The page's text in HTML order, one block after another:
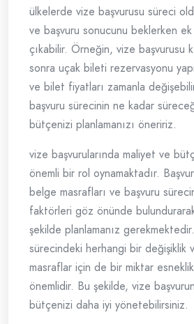
ülkelerde vize başvurusu süreci
ve başvuru sonucunu beklerken
çıkabilir. Örneğin, vize başvurusu
sonra uçak bileti rezervasyonu
ve bilet fiyatları zamanla
başvuru sürecinin ne kadar
bütçenizi planlamanızı öneririz.
vize başvurularında maliyet ve
önemli bir rol oynamaktadır.
belge masrafları ve başvuru
faktörleri göz önünde
şekilde planlamanız
sürecindeki herhangi bir değişiklik
masraflar için de bir miktar
önemlidir. Bu şekilde, vize
bütçenizi daha iyi yönetebilirsiniz.